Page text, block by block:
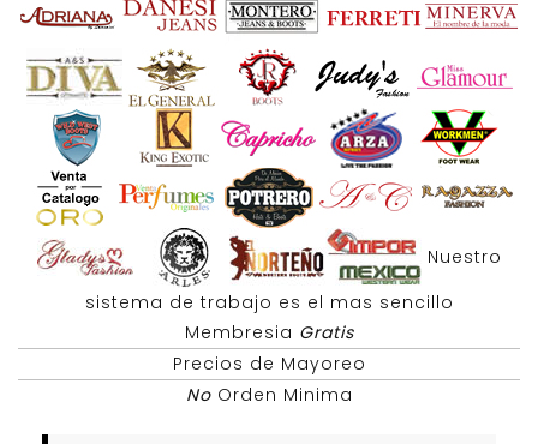
Nuestro
sistema de trabajo es el mas sencillo
Membresia Gratis
Precios de Mayoreo
NoOrden Minima